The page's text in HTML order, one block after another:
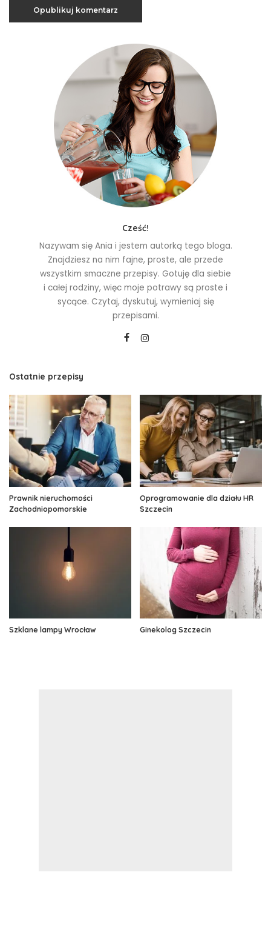
Cześć!
Nazywam się Ania i jestem autorką tego bloga.
Znajdziesz na nim fajne, proste, ale przede
wszystkim smaczne przepisy. Gotuję dla siebie
i całej rodziny, więc moje potrawy są proste i
sycące. Czytaj, dyskutuj, wymieniaj się
przepisami.
Ostatnie przepisy
Prawnik nieruchomości
Zachodniopomorskie
Oprogramowanie dla działu HR
Szczecin
Szklane lampy Wrocław Ginekolog Szczecin